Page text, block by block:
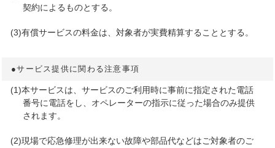
契約によるものとする。
(3)有償サービスの料金は、対象者が実費精算することとする。
●サービス提供に関わる注意事項
(1)本サービスは、サービスのご利用時に事前に指定された電話
番号に電話をし、オペレーターの指示に従った場合のみ提供
されます。
(2)現場で応急修理が出来ない故障や部品代などはご対象者のご